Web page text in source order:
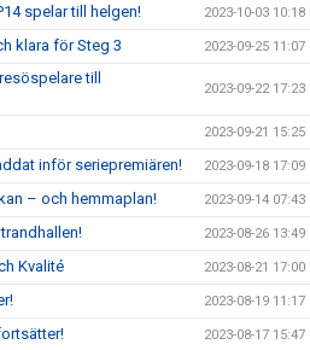
spelar till helgen! 2023-10-03 10:18
klara för Steg 3 2023-09-25 11:07
till
2023-09-22 17:23
2023-09-21 15:25
inför seriepremiären! 2023-09-18 17:09
– och hemmaplan! 2023-09-14 07:43
2023-08-26 13:49
Kvalité 2023-08-21 17:00
2023-08-19 11:17
2023-08-17 15:47